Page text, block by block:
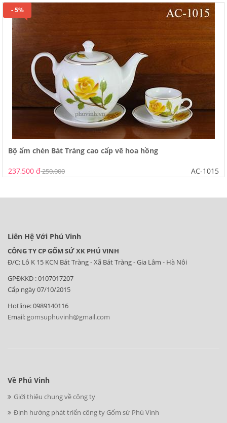
- 5%
Bộ ấm chén Bát Tràng cao cấp vẽ hoa hồng
237,500 đ250,000 AC-1015
Liên Hệ Với Phú Vinh
CÔNG TY CP GỐM SỨ XK PHÚ VINH
Đ/C: Lô K 15 KCN Bát Tràng - Xã Bát Tràng - Gia Lâm - Hà Nôi
GPĐKKD : 0107017207
Cấp ngày 07/10/2015
Hotline: 0989140116
Email: gomsuphuvinh@gmail.com
Về Phú Vinh
Giới thiệu chung về công ty
Định hướng phát triển công ty Gốm sứ Phú Vinh